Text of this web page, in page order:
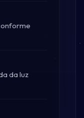
da luz